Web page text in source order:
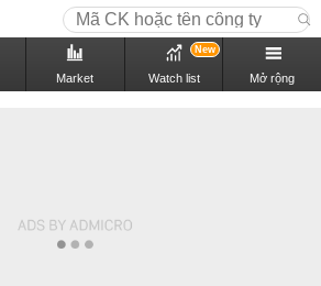
Market Watch list
New
Mở rộng